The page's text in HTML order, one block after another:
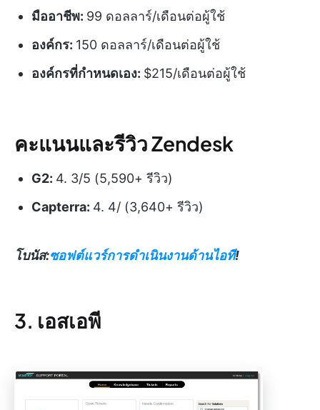
มืออาชีพ: 99 ดอลลาร์/เดือนต่อผู้ใช้
องค์กร: 150 ดอลลาร์/เดือนต่อผู้ใช้
องค์กรที่กำหนดเอง: $215/เดือนต่อผู้ใช้
คะแนนและรีวิว Zendesk
G2: 4. 3/5 (5,590+ รีวิว)
Capterra: 4. 4/ (3,640+ รีวิว)
โบนัส:ซอฟต์แวร์การดำเนินงานด้านไอที!
3. เอสเอพี